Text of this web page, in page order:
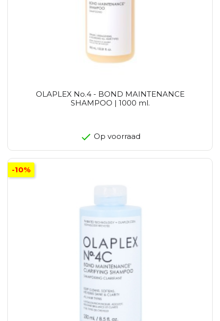
OLAPLEX No.4 - BOND MAINTENANCE
SHAMPOO | 1000 ml.
Op voorraad
-10%